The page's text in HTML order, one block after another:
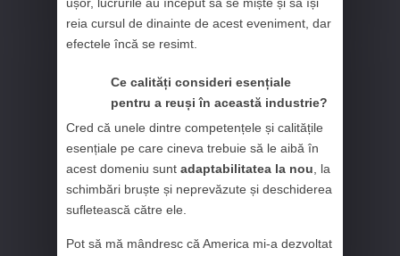
reia cursul de dinainte de acest eveniment, dar
efectele încă se resimt.
Ce calități consideri esențiale
pentru a reuși în această industrie?
Cred că unele dintre competențele și calitățile
esențiale pe care cineva trebuie să le aibă în
acest domeniu sunt adaptabilitatea la nou , la
schimbări bruște și neprevăzute și deschiderea
sufletească către ele.
Pot să mă mândresc că America mi-a dezvoltat